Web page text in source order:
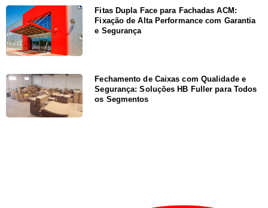
Fitas Dupla Face para Fachadas ACM:
Fixação de Alta Performance com Garantia
e Segurança
Fechamento de Caixas com Qualidade e
Segurança: Soluções HB Fuller para Todos
os Segmentos